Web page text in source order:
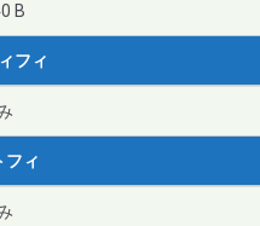
B
フィ
フィ